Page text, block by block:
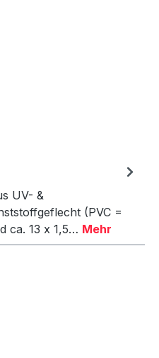
UV- &
(PVC =
ca. 13 x 1,5… Mehr